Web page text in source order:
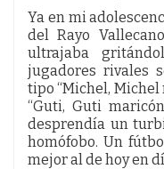
Ya en mi
del Rayo
ultrajaba
jugadores rivales
tipo “Michel,
“Guti, Guti
desprendía un
homófobo. Un
mejor al de hoy en